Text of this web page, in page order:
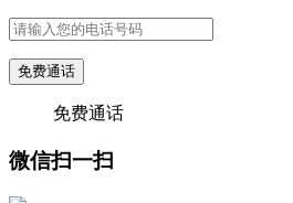
免费通话
免费通话
微信扫一扫